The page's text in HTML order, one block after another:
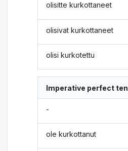
olisitte kurkottaneet
olisivat kurkottaneet
olisi kurkotettu
Imperative perfect
-
ole kurkottanut